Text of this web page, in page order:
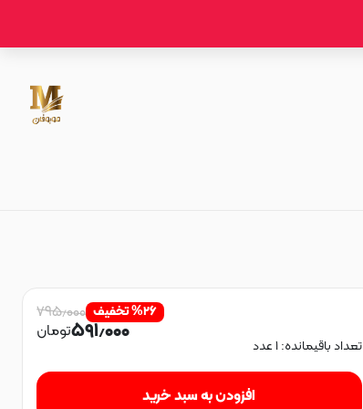
%۲۶ تخفیف ۷۹۵٫۰۰۰
۵۹۱٫۰۰۰تومان
تعداد باقیمانده: ۱عدد
افزودن به سبد خرید